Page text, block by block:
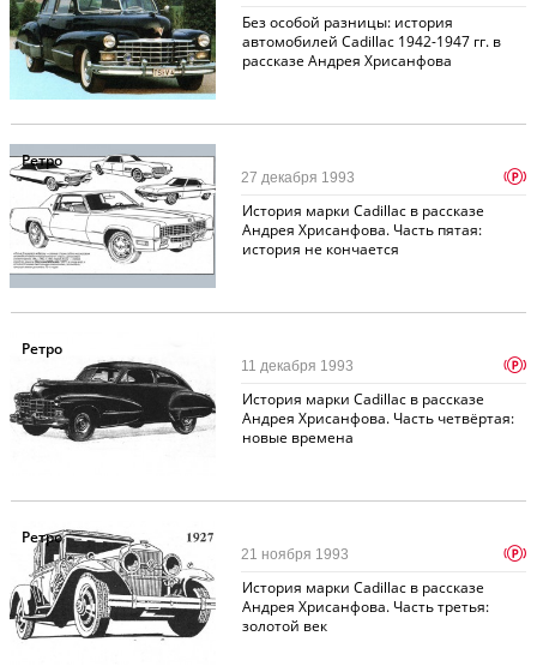
Без особой разницы: история
автомобилей Cadillac 1942-1947 гг. в
рассказе Андрея Хрисанфова
Ретро
История марки Cadillac в рассказе
Андрея Хрисанфова. Часть пятая:
история не кончается
27 декабря 1993 p
Ретро
История марки Cadillac в рассказе
Андрея Хрисанфова. Часть четвёртая:
новые времена
11 декабря 1993 p
Ретро
История марки Cadillac в рассказе
Андрея Хрисанфова. Часть третья:
золотой век
21 ноября 1993 p